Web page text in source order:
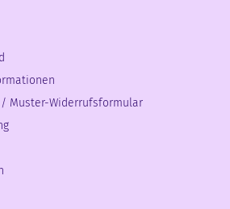
Muster-Widerrufsformular